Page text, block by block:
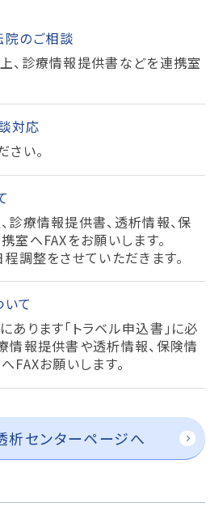
院のご相談
、診療情報提供書などを連携室
対応
い。
診療情報提供書、透析情報、保
室へFAXをお願いします。
調整をさせていただきます。
いて
あります「トラベル申込書」に必
情報提供書や透析情報、保険情
FAXお願いします。
析センターページへ